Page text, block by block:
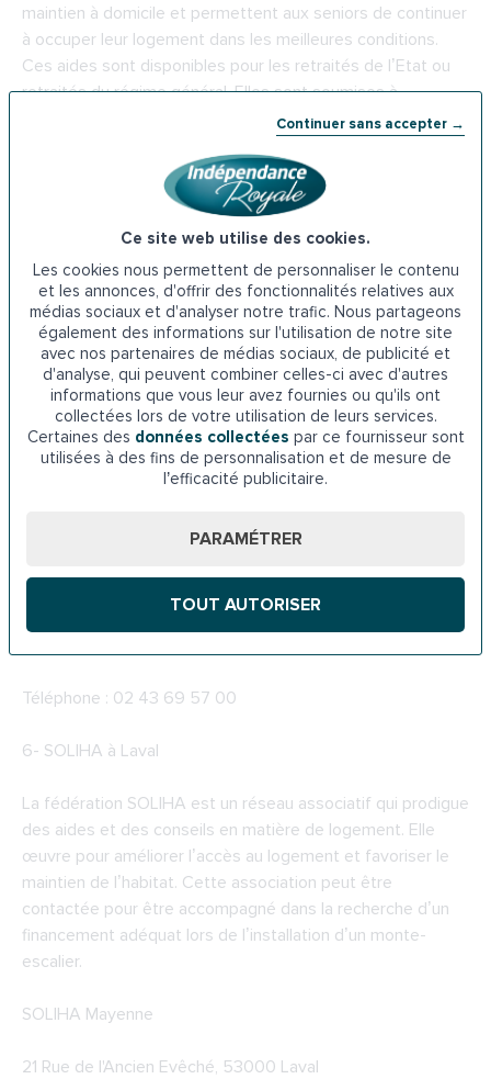
Continuer sans accepter →
Ce site web utilise des cookies.
Les cookies nous permettent de personnaliser le contenu
et les annonces, d'offrir des fonctionnalités relatives aux
médias sociaux et d'analyser notre trafic. Nous partageons
également des informations sur l'utilisation de notre site
avec nos partenaires de médias sociaux, de publicité et
d'analyse, qui peuvent combiner celles-ci avec d'autres
informations que vous leur avez fournies ou qu'ils ont
collectées lors de votre utilisation de leurs services.
Certaines des données collectées par ce fournisseur sont
utilisées à des fins de personnalisation et de mesure de
l’efficacité publicitaire.
PARAMÉTRER
TOUT AUTORISER
maintien à domicile et permettent aux seniors de continuer
à occuper leur logement dans les meilleures conditions.
Ces aides sont disponibles pour les retraités de l’Etat ou
retraités du régime général. Elles sont soumises à
condition de ressources et de degré de dépendance.
CARSAT Pays de la Loire en Mayenne
Centre d'Affaires Technopolis Bâtiment J rue Louis de
Broglie 53810 Changé-Lès-Laval
Téléphone : 39 60
5-Les prêts de l’ADIL en Mayenne
Grâce aux prêts proposés par l’ADIL, une association
œuvrant pour l’amélioration du parc privé existant, vous
pouvez aussi financer l’achat d’un monte-escalier. Parmi
ces prêts à taux réduit, on cite le prêt habitat durable, le
à l’amélioration de l’habitat.
Téléphone : 02 43 69 57 00
6- SOLIHA à Laval
La fédération SOLIHA est un réseau associatif qui prodigue
des aides et des conseils en matière de logement. Elle
œuvre pour améliorer l’accès au logement et favoriser le
maintien de l’habitat. Cette association peut être
contactée pour être accompagné dans la recherche d’un
financement adéquat lors de l’installation d’un monte-
escalier.
SOLIHA Mayenne
21 Rue de l'Ancien Evêché, 53000 Laval